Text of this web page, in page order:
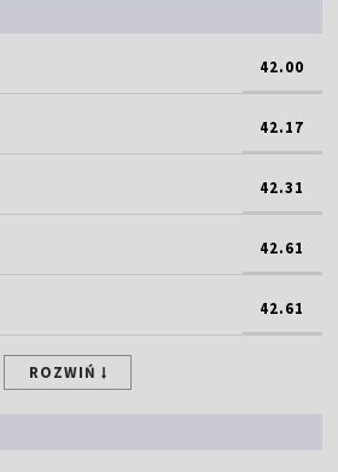
42.00
42.17
42.31
42.61
42.61
ROZWIŃ